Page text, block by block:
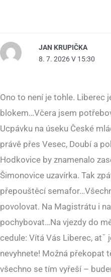
JAN KRUPIČKA
8. 7. 2026 V 15:30
Ono to není je tohle. Liberec
blokem…Včera jsem
Ucpávku na úseku České
právě přes Vesec, Doubí a
Hodkovice by znamenalo
Šimonovice uzavírka. Tak
přepouštěcí
povolovat. Na Magistrátu i
pochybovat…Na vjezdy do
cedule: Vítá Vás Liberec,
nevyhnete! Možná překopat
všechno se tím vyřeší –